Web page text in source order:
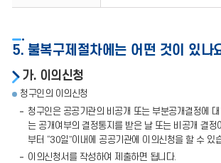
5. 불복구제절차에는 어떤 것이 있나
가. 이의신청
청구인의 이의신청
청구인은 공공기관의 비공개 또는 부분공개결정에
는 공개여부의 결정통지를 받은 날 또는 비공개 결정
부터 “30일”이내에 공공기관에 이의신청을 할 수 있
이의신청서를 작성하여 제출하면 됩니다.